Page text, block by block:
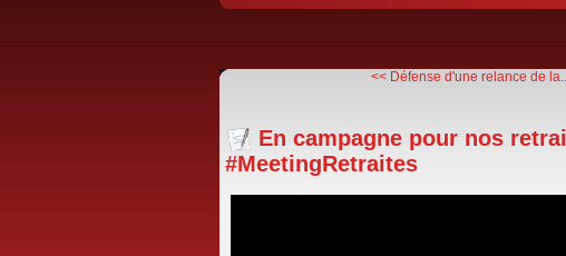
<< Défense d'une relance de
En campagne pour nos
#MeetingRetraites